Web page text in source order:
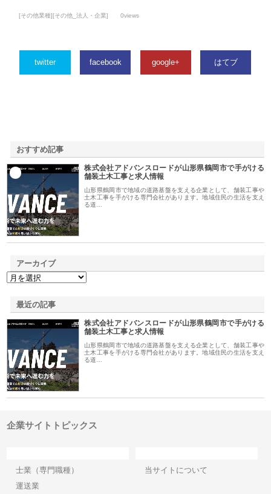
[その他業種][その他_法人・企業] 0views
twitter facebook google+ はてブ
おすすめ記事
株式会社アドバンスロードが山形県鶴岡市で手がける
舗装土木工事と求人情報
山形県鶴岡市で地域の道路基盤を支える企業として、舗装工事や
土木工事を手がける専門会社があります。地域住民の生活を支え
る道…
アーカイブ
最近の記事
株式会社アドバンスロードが山形県鶴岡市で手がける
舗装土木工事と求人情報
山形県鶴岡市で地域の道路基盤を支える企業として、舗装工事や
土木工事を手がける専門会社があります。地域住民の生活を支え
る道…
企業サイトトピックス
士業（専門職種）
運送業
当サイトについて